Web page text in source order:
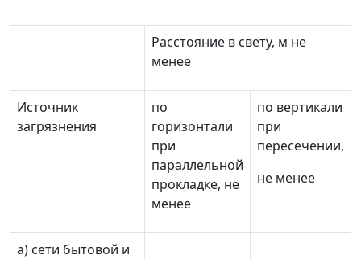
Расстояние в свету, м не
менее
Источник
загрязнения
по
горизонтали
при
параллельной
прокладке, не
менее
по вертикали
при
пересечении,
не менее
а) сети бытовой и